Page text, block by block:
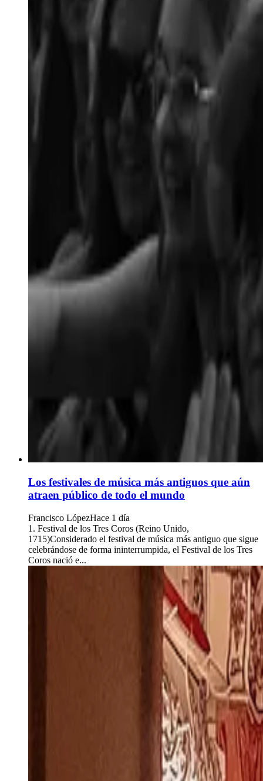
Los festivales de música más antiguos que aún
atraen público de todo el mundo
Francisco LópezHace 1 día
1. Festival de los Tres Coros (Reino Unido,
1715)Considerado el festival de música más antiguo que sigue
celebrándose de forma ininterrumpida, el Festival de los Tres
Coros nació e...